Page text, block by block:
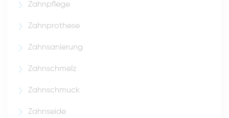
Zahnpflege
Zahnprothese
Zahnsanierung
Zahnschmelz
Zahnschmuck
Zahnseide